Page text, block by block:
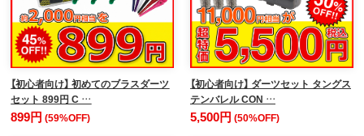
【初心者向け】 初めてのブラスダーツ
セット 899円 C …
899円(59%OFF)
【初心者向け】 ダーツセット タングス
テンバレル CON …
5,500円 (50%OFF)